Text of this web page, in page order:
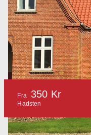
Fra 350 Kr
Hadsten